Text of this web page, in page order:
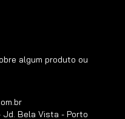
algum produto ou
Jd. Bela Vista - Porto